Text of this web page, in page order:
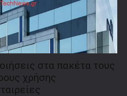
στα πακέτα τους
χρήσης